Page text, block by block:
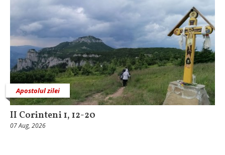
Apostolul zilei
II Corinteni 1, 12-20
07 Aug, 2026